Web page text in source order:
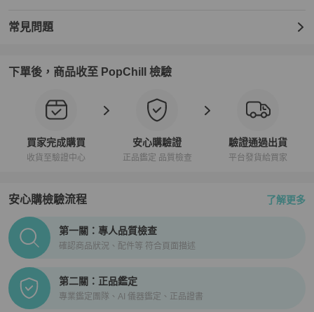
常見問題
下單後，商品收至 PopChill 檢驗
買家完成購買
收貨至驗證中心
安心購驗證
正品鑑定 品質檢查
驗證通過出貨
平台發貨給買家
安心購檢驗流程 了解更多
PopChill拍拍圈正品驗證、安心購檢驗流程介紹
第一關：專人品質檢查
確認商品狀況、配件等 符合頁面描述
第二關：正品鑑定
專業鑑定團隊、AI 儀器鑑定、正品證書